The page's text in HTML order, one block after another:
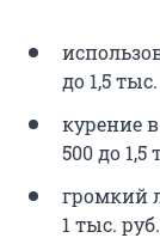
до 1,5
курение
500 до 1,5
громкий
1 тыс.